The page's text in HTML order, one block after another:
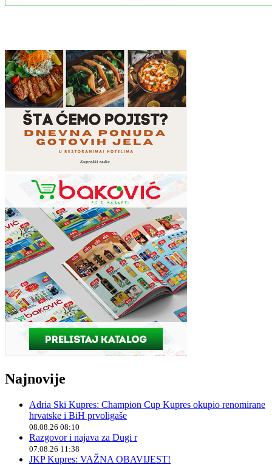
Najnovije
Adria Ski Kupres: Champion Cup Kupres okupio renomirane
hrvatske i BiH prvoligaše
08.08.26 08:10
Razgovor i najava za Dugi r
07.08.26 11:38
JKP Kupres: VAŽNA OBAVIJEST!